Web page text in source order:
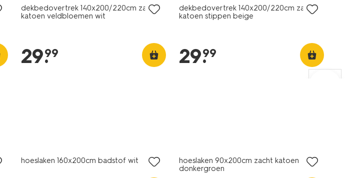
dekbedovertrek 140x200/220cm zacht
katoen veldbloemen wit
29.
99
dekbedovertrek 140x200/220cm zacht
katoen stippen beige
29.
99
hoeslaken 160x200cm badstof wit
hoeslaken 90x200cm zacht katoen
donkergroen